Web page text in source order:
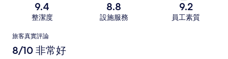
9.4
整潔度
8.8
設施服務
9.2
員工素質
評
論
旅客真實評論
8/10 非常好